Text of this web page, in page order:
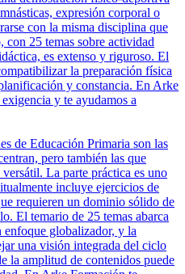
expresión corporal o
con la misma disciplina que
25 temas sobre actividad
es extenso y riguroso. El
la preparación física
y constancia. En Arke
y te ayudamos a
de Educación Primaria son las
pero también las que
La parte práctica es uno
incluye ejercicios de
requieren un dominio sólido de
El temario de 25 temas abarca
enfoque globalizador, y la
una visión integrada del ciclo
la amplitud de contenidos puede